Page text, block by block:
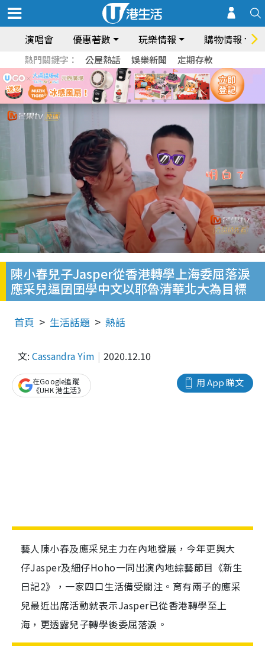
演唱會 優惠著數 玩樂情報 購物情報
熱門關鍵字： 公屋熱話 娛樂新聞 定期存款
陳小春兒子Jasper從香港轉學上海委屈落淚
應采兒逼囝囝學中文以耶魯清華北大為目標
首頁 生活話題 熱話
文: Cassandra Yim 2020.12.10
用 App 睇文
在Google追蹤
《UHK 港生活》
藝人陳小春及應采兒主力在內地發展，今年更與大
仔Jasper及細仔Hoho一同出演內地綜藝節目《新生
日記2》，一家四口生活備受關注。育有兩子的應采
兒最近出席活動就表示Jasper已從香港轉學至上
海，更透露兒子轉學後委屈落淚。